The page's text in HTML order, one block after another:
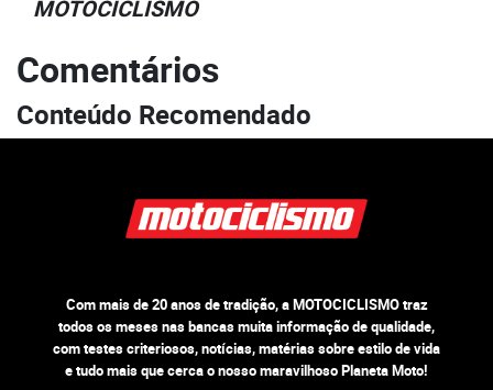
MOTOCICLISMO
Comentários
Conteúdo Recomendado
Com mais de 20 anos de tradição, a MOTOCICLISMO traz
todos os meses nas bancas muita informação de qualidade,
com testes criteriosos, notícias, matérias sobre estilo de vida
e tudo mais que cerca o nosso maravilhoso Planeta Moto!